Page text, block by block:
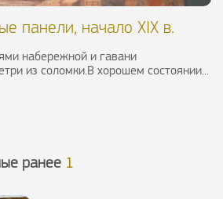
панели, начало XIX в.
набережной и гавани
из соломки.В хорошем состоянии...
ранее 1